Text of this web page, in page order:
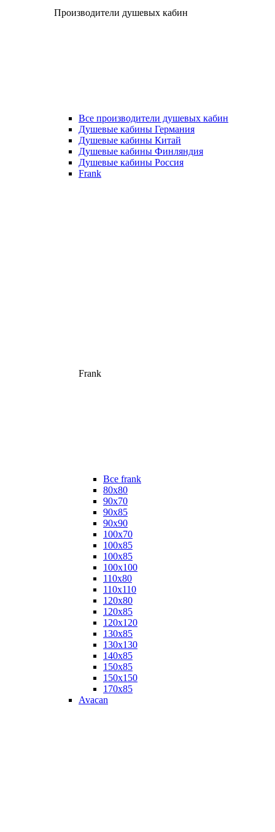
Производители душевых кабин
Все производители душевых кабин
Душевые кабины Германия
Душевые кабины Китай
Душевые кабины Финляндия
Душевые кабины Россия
Frank
Frank
Все frank
80х80
90х70
90х85
90х90
100х70
100х85
100х85
100х100
110х80
110х110
120х80
120х85
120х120
130х85
130х130
140х85
150х85
150х150
170х85
Avacan